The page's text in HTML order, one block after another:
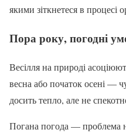
якими зіткнетеся в процесі
Пора року, погодні
Весілля на природі
весна або початок осені —
досить тепло, але не
Погана погода — проблема